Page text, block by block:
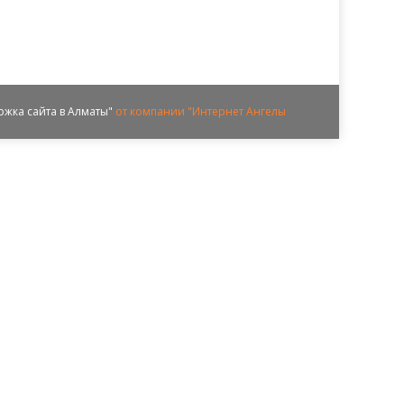
сайта в Алматы" от компании "Интернет Ангелы